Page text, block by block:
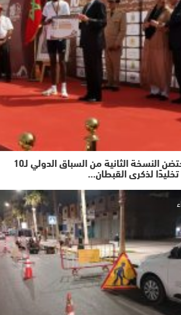
الدشيرة تحتضن النسخة الثانية من السباق الدولي لـ10
لذكرى القبطان…